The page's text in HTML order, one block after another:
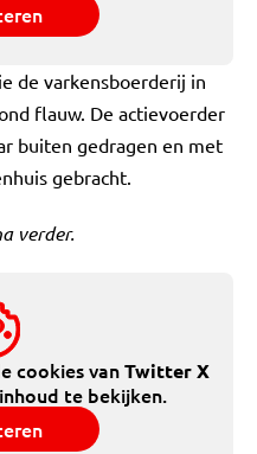
de varkensboerderij in
flauw. De actievoerder
buiten gedragen en met
gebracht.
verder.
cookies vanTwitter X
te bekijken.